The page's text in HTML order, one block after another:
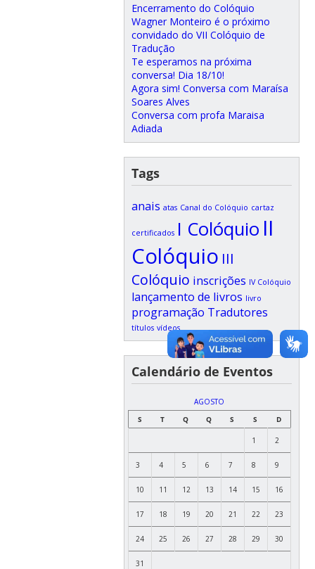
Encerramento do Colóquio
Wagner Monteiro é o próximo
convidado do VII Colóquio de
Tradução
Te esperamos na próxima
conversa! Dia 18/10!
Agora sim! Conversa com Maraísa
Soares Alves
Conversa com profa Maraisa
Adiada
Tags
anais atas Canal do Colóquio cartaz
certificados I Colóquio II
Colóquio III
Colóquio inscrições IV Colóquio
lançamento de livros livro
programação Tradutores
títulos vídeos
Calendário de Eventos
AGOSTO
S
T Q Q S S D
1 2
3 4 5 6 7 8 9
10 11 12 13 14 15 16
17 18 19 20 21 22 23
24 25 26 27 28 29 30
31